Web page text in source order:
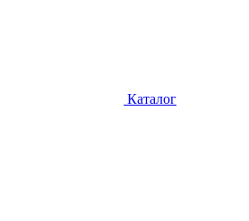
Каталог